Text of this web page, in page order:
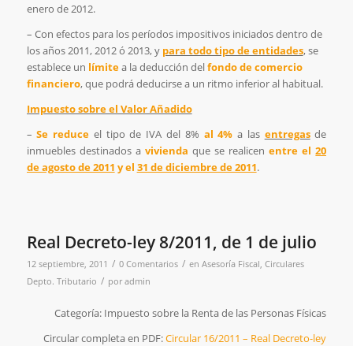
enero de 2012.
– Con efectos para los períodos impositivos iniciados dentro de
los años 2011, 2012 ó 2013, y para todo tipo de entidades, se
establece un límitea la deducción delfondo de comercio
financiero, que podrá deducirse a un ritmo inferior al habitual.
Impuesto sobre el Valor Añadido
–Se reduce el tipo de IVA del 8% al 4% a las entregasde
inmuebles destinados a vivienda que se realicenentre el20
de agosto de 2011 y el 31 de diciembre de 2011.
Real Decreto-ley 8/2011, de 1 de julio
12 septiembre, 2011 / 0 Comentarios / en Asesoría Fiscal Circulares
Depto. Tributario / poradmin
Categoría: Impuesto sobre la Renta de las Personas Físicas
Circular completa en PDF:Circular 16/2011 – Real Decreto-ley